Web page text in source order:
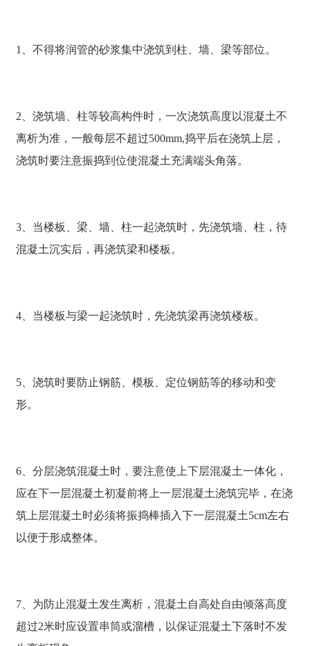
1、不得将润管的砂浆集中浇筑到柱、墙、梁等部位。
2、浇筑墙、柱等较高构件时，一次浇筑高度以混凝土不
离析为准，一般每层不超过500mm,捣平后在浇筑上层，
浇筑时要注意振捣到位使混凝土充满端头角落。
3、当楼板、梁、墙、柱一起浇筑时，先浇筑墙、柱，待
混凝土沉实后，再浇筑梁和楼板。
4、当楼板与梁一起浇筑时，先浇筑梁再浇筑楼板。
5、浇筑时要防止钢筋、模板、定位钢筋等的移动和变
形。
6、分层浇筑混凝土时，要注意使上下层混凝土一体化，
应在下一层混凝土初凝前将上一层混凝土浇筑完毕，在浇
筑上层混凝土时必须将振捣棒插入下一层混凝土5cm左右
以便于形成整体。
7、为防止混凝土发生离析，混凝土自高处自由倾落高度
超过2米时应设置串筒或溜槽，以保证混凝土下落时不发